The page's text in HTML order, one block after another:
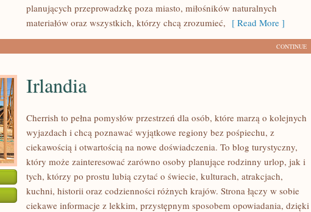
planujących przeprowadzkę poza miasto, miłośników naturalnych
materiałów oraz wszystkich, którzy chcą zrozumieć, [ Read More ]
CONTINUE
Irlandia
Cherrish to pełna pomysłów przestrzeń dla osób, które marzą o kolejnych
wyjazdach i chcą poznawać wyjątkowe regiony bez pośpiechu, z
ciekawością i otwartością na nowe doświadczenia. To blog turystyczny,
który może zainteresować zarówno osoby planujące rodzinny urlop, jak i
tych, którzy po prostu lubią czytać o świecie, kulturach, atrakcjach,
kuchni, historii oraz codzienności różnych krajów. Strona łączy w sobie
ciekawe informacje z lekkim, przystępnym sposobem opowiadania, dzięki